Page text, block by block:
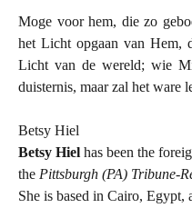
Moge voor hem, die zo
het Licht opgaan van Hem,
Licht van de wereld; wie
duisternis, maar zal het ware
Betsy Hiel
Betsy Hiel has been the
the Pittsburgh (PA) Tribune-
She is based in Cairo, Egypt,